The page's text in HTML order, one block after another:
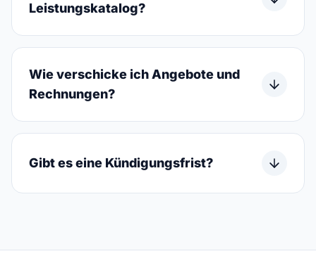
Leistungskatalog?
Wie verschicke ich Angebote und
Rechnungen?
Gibt es eine Kündigungsfrist?